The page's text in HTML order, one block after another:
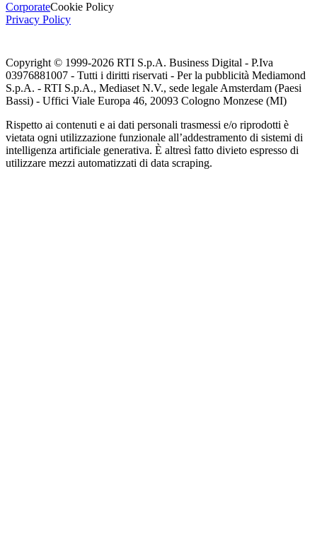
CorporateCookie Policy
Privacy Policy
Copyright © 1999-2026 RTI S.p.A. Business Digital - P.Iva
03976881007 - Tutti i diritti riservati - Per la pubblicità Mediamond
S.p.A. - RTI S.p.A., Mediaset N.V., sede legale Amsterdam (Paesi
Bassi) - Uffici Viale Europa 46, 20093 Cologno Monzese (MI)
Rispetto ai contenuti e ai dati personali trasmessi e/o riprodotti è
vietata ogni utilizzazione funzionale all’addestramento di sistemi di
intelligenza artificiale generativa. È altresì fatto divieto espresso di
utilizzare mezzi automatizzati di data scraping.